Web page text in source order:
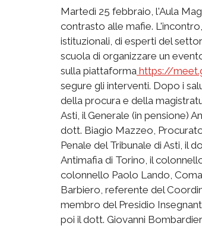
Martedì 25 febbraio, l'Aula
contrasto alle mafie.
istituzionali, di esperti del
scuola di organizzare un
sulla piattaforma https://
segure gli interventi. Dopo i
della procura e della
Asti, il Generale (in pensione)
dott. Biagio Mazzeo,
Penale del Tribunale di Asti, il
Antimafia di Torino, il
colonnello Paolo Lando,
Barbiero, referente del
membro del Presidio
poi il dott. Giovanni